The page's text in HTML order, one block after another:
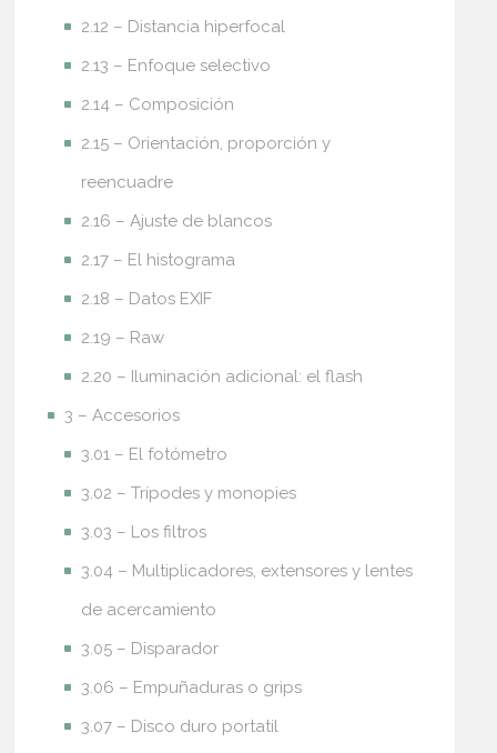
2.12 – Distancia hiperfocal
2.13 – Enfoque selectivo
2.14 – Composición
2.15 – Orientación, proporción y
reencuadre
2.16 – Ajuste de blancos
2.17 – El histograma
2.18 – Datos EXIF
2.19 – Raw
2.20 – Iluminación adicional: el flash
3 – Accesorios
3.01 – El fotómetro
3.02 – Trípodes y monopies
3.03 – Los filtros
3.04 – Multiplicadores, extensores y lentes
de acercamiento
3.05 – Disparador
3.06 – Empuñaduras o grips
3.07 – Disco duro portatil